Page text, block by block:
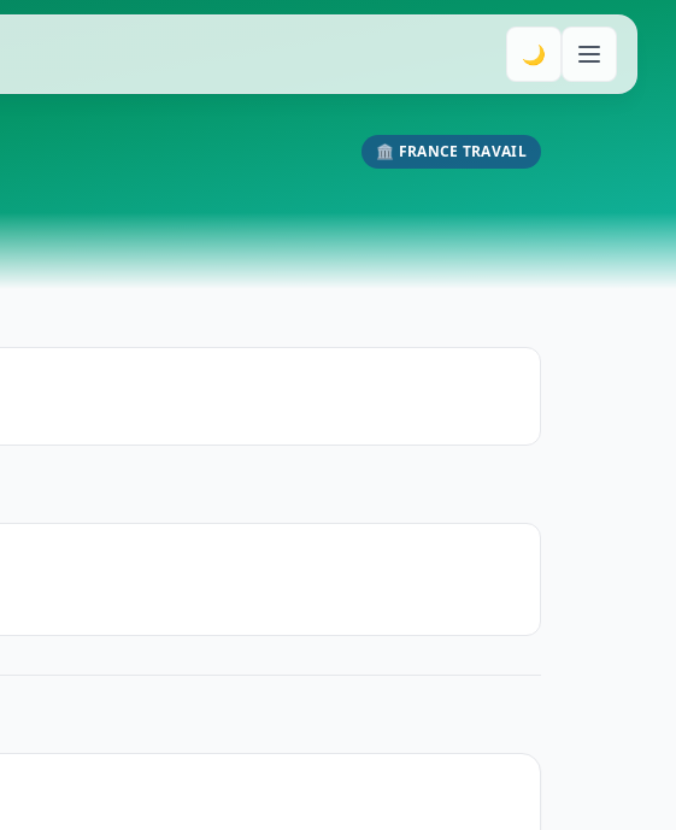
🌙
🏛️ FRANCE TRAVAIL